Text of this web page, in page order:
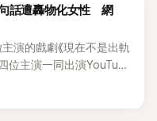
破百萬訂閱，近年內容深
句話遭轟物化女性 網
演的戲劇《現在不是出軌
位主演一同出演YouTube
起爭議。不少網友認